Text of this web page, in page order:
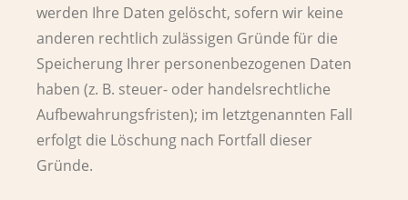
werden Ihre Daten gelöscht, sofern wir keine
anderen rechtlich zulässigen Gründe für die
Speicherung Ihrer personenbezogenen Daten
haben (z. B. steuer- oder handelsrechtliche
Aufbewahrungsfristen); im letztgenannten Fall
erfolgt die Löschung nach Fortfall dieser
Gründe.